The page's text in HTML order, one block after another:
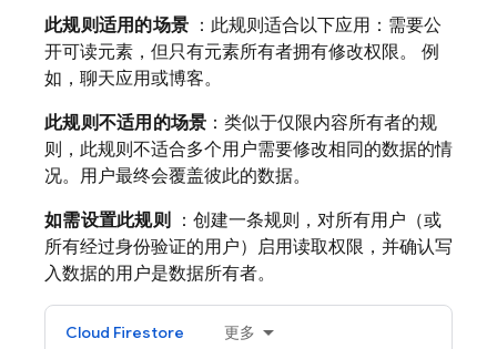
此规则适用的场景 ：此规则适合以下应用：需要公
开可读元素，但只有元素所有者拥有修改权限。 例
如，聊天应用或博客。
此规则不适用的场景 ：类似于仅限内容所有者的规
则，此规则不适合多个用户需要修改相同的数据的情
况。用户最终会覆盖彼此的数据。
如需设置此规则 ：创建一条规则，对所有用户（或
所有经过身份验证的用户）启用读取权限，并确认写
入数据的用户是数据所有者。
Cloud Firestore 更多